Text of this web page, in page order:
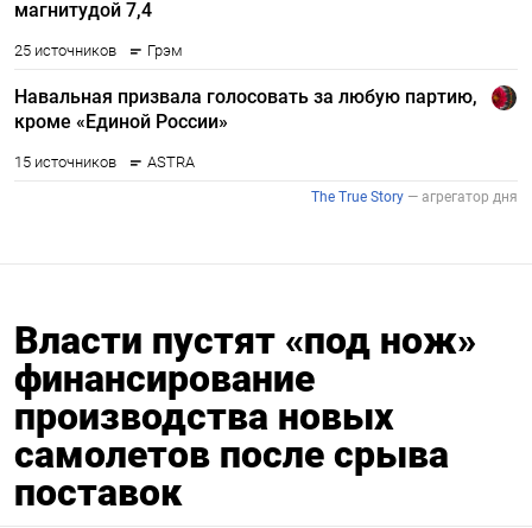
Власти пустят «под нож»
финансирование
производства новых
самолетов после срыва
поставок